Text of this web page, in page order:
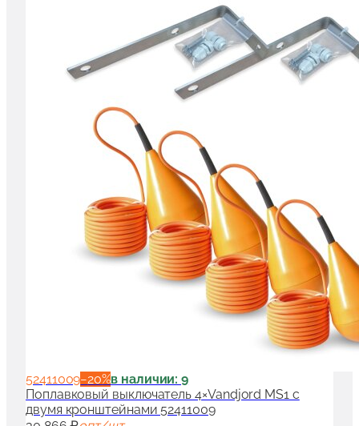
52411009−20%в наличии: 9
Поплавковый выключатель 4×Vandjord MS1 с
двумя кронштейнами 52411009